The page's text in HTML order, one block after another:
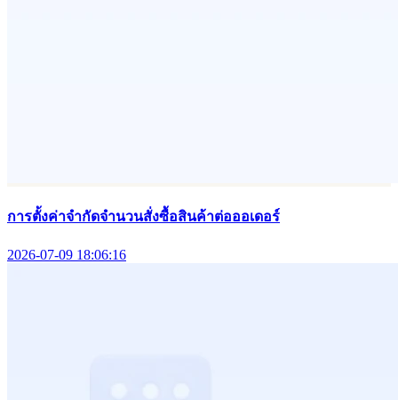
การตั้งค่าจำกัดจำนวนสั่งซื้อสินค้าต่อออเดอร์
2026-07-09 18:06:16